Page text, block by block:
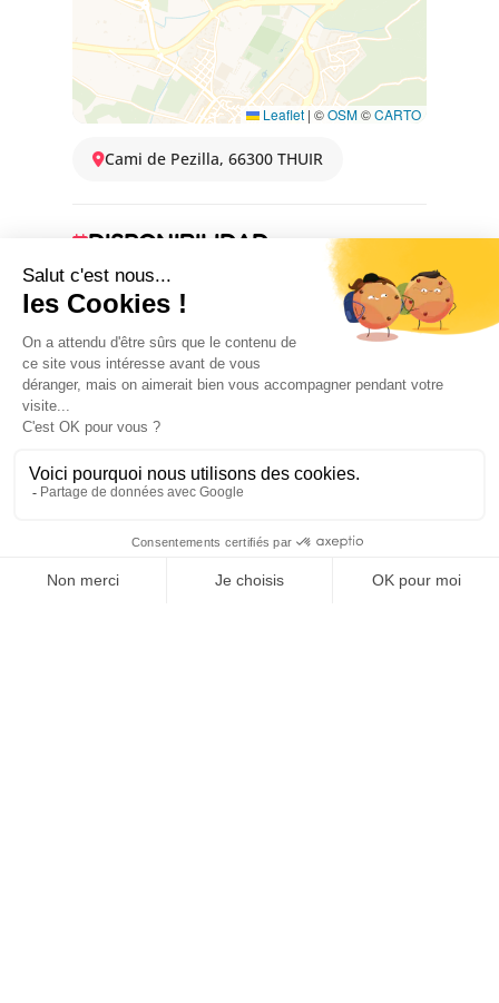
Leaflet | ©OSM©CARTO
Cami de Pezilla, 66300 THUIR
DISPONIBILIDAD
1 January 2026 → 31 December 2026
Contacter le producteur